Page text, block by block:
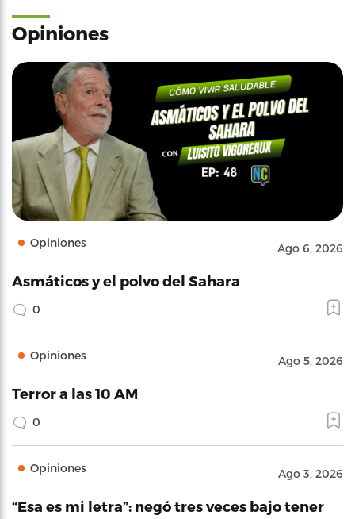
Opiniones
Opiniones Ago 6, 2026
Asmáticos y el polvo del Sahara
0
Opiniones Ago 5, 2026
Terror a las 10 AM
0
Opiniones Ago 3, 2026
“Esa es mi letra”: negó tres veces bajo tener